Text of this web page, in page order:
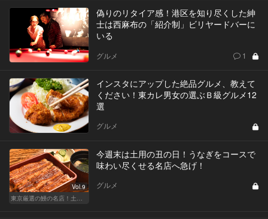
偽りのリタイア感！港区を知り尽くした紳
士は西麻布の「紹介制」ビリヤードバーに
いる
グルメ 1
インスタにアップした絶品グルメ、教えて
ください！東カレ男女の選ぶＢ級グルメ12
選
グルメ
Vol.9
東京厳選の鰻の名店！土用の丑の日じゃなくても行きたい
今週末は土用の丑の日！うなぎをコースで
味わい尽くせる名店へ急げ！
グルメ